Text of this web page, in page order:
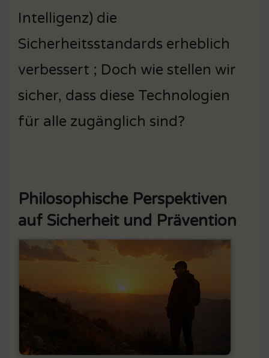
Intelligenz) die
Sicherheitsstandards erheblich
verbessert ; Doch wie stellen wir
sicher, dass diese Technologien
für alle zugänglich sind?
Philosophische Perspektiven
auf Sicherheit und Prävention